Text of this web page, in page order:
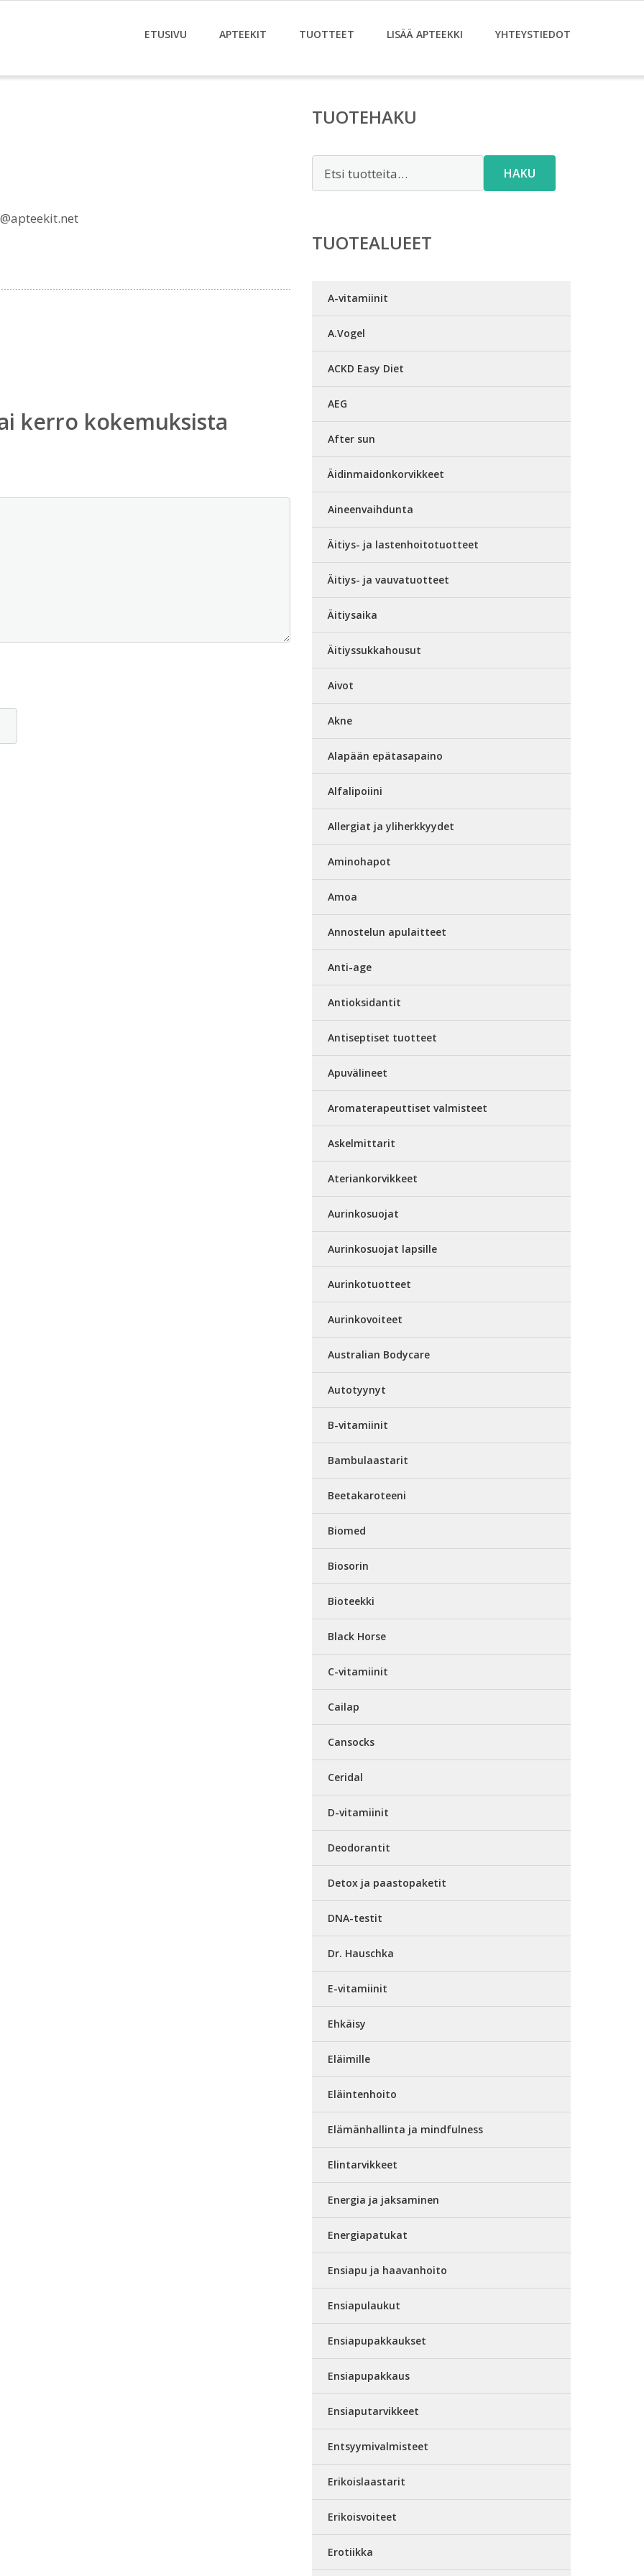
ETUSIVU APTEEKIT TUOTTEET LISÄÄ APTEEKKI YHTEYSTIEDOT
kerro kokemuksista
TUOTEHAKU
HAKU
TUOTEALUEET
A-vitamiinit
A.Vogel
ACKD Easy Diet
AEG
After sun
Äidinmaidonkorvikkeet
Aineenvaihdunta
Äitiys- ja lastenhoitotuotteet
Äitiys- ja vauvatuotteet
Äitiysaika
Äitiyssukkahousut
Aivot
Akne
Alapään epätasapaino
Alfalipoiini
Allergiat ja yliherkkyydet
Aminohapot
Amoa
Annostelun apulaitteet
Anti-age
Antioksidantit
Antiseptiset tuotteet
Apuvälineet
Aromaterapeuttiset valmisteet
Askelmittarit
Ateriankorvikkeet
Aurinkosuojat
Aurinkosuojat lapsille
Aurinkotuotteet
Aurinkovoiteet
Australian Bodycare
Autotyynyt
B-vitamiinit
Bambulaastarit
Beetakaroteeni
Biomed
Biosorin
Bioteekki
Black Horse
C-vitamiinit
Cailap
Cansocks
Ceridal
D-vitamiinit
Deodorantit
Detox ja paastopaketit
DNA-testit
Dr. Hauschka
E-vitamiinit
Ehkäisy
Eläimille
Eläintenhoito
Elämänhallinta ja mindfulness
Elintarvikkeet
Energia ja jaksaminen
Energiapatukat
Ensiapu ja haavanhoito
Ensiapulaukut
Ensiapupakkaukset
Ensiapupakkaus
Ensiaputarvikkeet
Entsyymivalmisteet
Erikoislaastarit
Erikoisvoiteet
Erotiikka